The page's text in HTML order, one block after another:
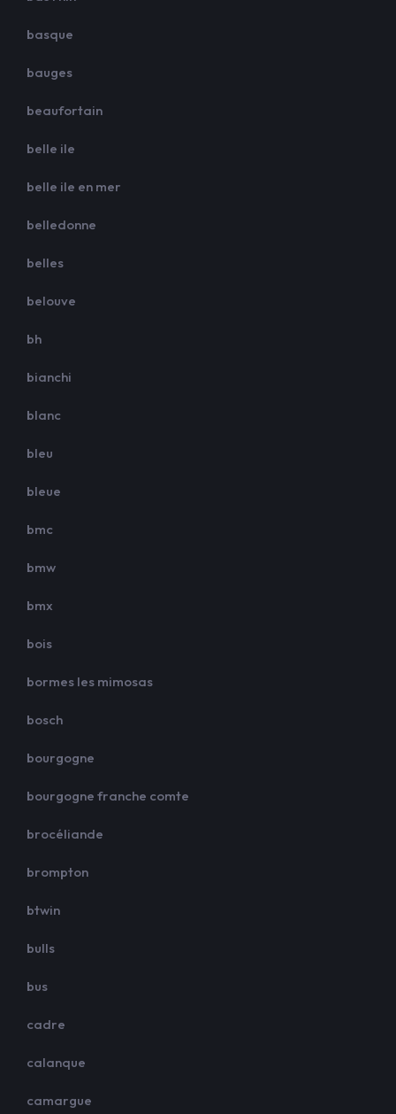
basque
bauges
beaufortain
belle ile
belle ile en mer
belledonne
belles
belouve
bh
bianchi
blanc
bleu
bleue
bmc
bmw
bmx
bois
bormes les mimosas
bosch
bourgogne
bourgogne franche comte
brocéliande
brompton
btwin
bulls
bus
cadre
calanque
camargue